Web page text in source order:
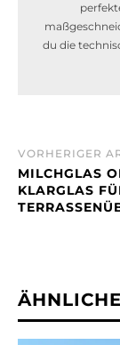
du die
VORHERIGER
MILCHGLAS
KLARGLAS